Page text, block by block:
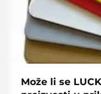
Može li se